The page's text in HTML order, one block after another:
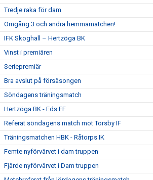
Tredje raka för dam
Omgång 3 och andra hemmamatchen!
IFK Skoghall – Hertzöga BK
Vinst i premiären
Seriepremiär
Bra avslut på försäsongen
Söndagens träningsmatch
Hertzöga BK - Eds FF
Referat söndagens match mot Torsby IF
Träningsmatchen HBK - Råtorps IK
Femte nyförvärvet i dam truppen
Fjärde nyförvärvet i Dam truppen